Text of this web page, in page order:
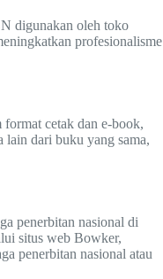
digunakan oleh toko
profesionalisme
cetak dan e-book,
lain dari buku yang sama,
penerbitan nasional di
situs web Bowker,
penerbitan nasional atau